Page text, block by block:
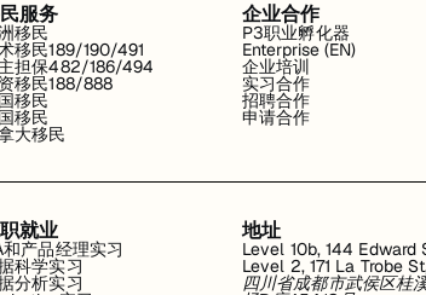
服务
移民
移民189/190/491
担保482/186/494
移民188/888
移民
移民
大移民
企业合作
P3职业孵化器
Enterprise (EN)
企业培训
实习合作
招聘合作
申请合作
就业
和产品经理实习
科学实习
分析实习
地址
Level 10b, 144
Level 2, 171 La Trobe
四川省成都市武侯区桂